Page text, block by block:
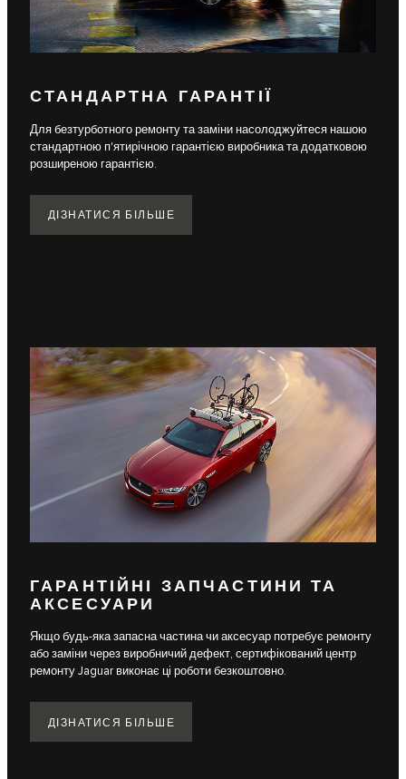
СТАНДАРТНА ГАРАНТІЇ
Для безтурботного ремонту та заміни насолоджуйтеся нашою
стандартною п'ятирічною гарантією виробника та додатковою
розширеною гарантією.
ДІЗНАТИСЯ БІЛЬШЕ
ГАРАНТІЙНІ ЗАПЧАСТИНИ ТА
АКСЕСУАРИ
Якщо будь-яка запасна частина чи аксесуар потребує ремонту
або заміни через виробничий дефект, сертифікований центр
ремонту Jaguar виконає ці роботи безкоштовно.
ДІЗНАТИСЯ БІЛЬШЕ